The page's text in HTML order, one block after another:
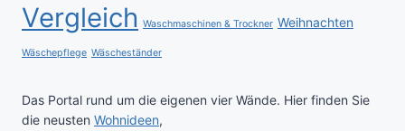
Vergleich Waschmaschinen & Trockner Weihnachten
Wäschepflege Wäscheständer
Das Portal rund um die eigenen vier Wände. Hier finden Sie
die neusten Wohnideen,